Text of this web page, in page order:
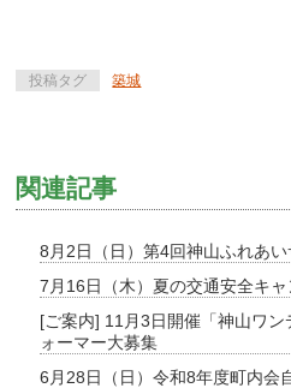
投稿タグ 築城
関連記事
8月2日（日）第4回神山ふれあ
7月16日（木）夏の交通安全キ
[ご案内] 11月3日開催「神山ワ
ォーマー大募集
6月28日（日）令和8年度町内会